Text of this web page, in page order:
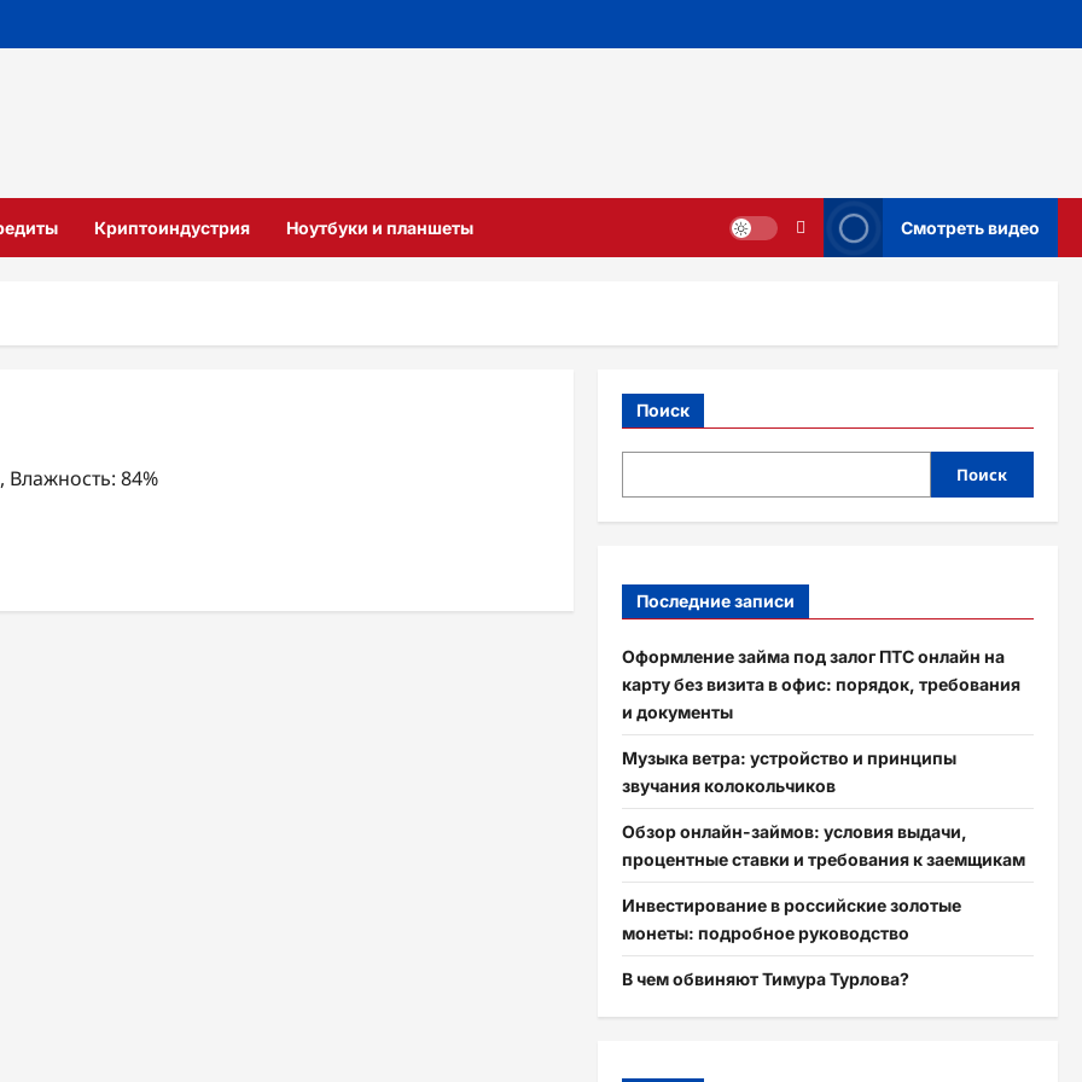
Криптоиндустрия Ноутбуки и планшеты Смотреть видео
Влажность: 84%
Поиск
Поиск
Последние записи
Оформление займа под залог ПТС онлайн на
карту без визита в офис: порядок, требования
и документы
Музыка ветра: устройство и принципы
звучания колокольчиков
Обзор онлайн-займов: условия выдачи,
процентные ставки и требования к заемщикам
Инвестирование в российские золотые
монеты: подробное руководство
В чем обвиняют Тимура Турлова?